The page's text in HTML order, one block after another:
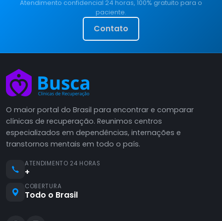
Atendimento confidencial 24 horas, 100% gratuito para o
paciente.
Contato
O maior portal do Brasil para encontrar e comparar
clínicas de recuperação. Reunimos centros
especializados em dependências, internações e
transtornos mentais em todo o país.
ATENDIMENTO 24 HORAS
+
COBERTURA
Todo o Brasil